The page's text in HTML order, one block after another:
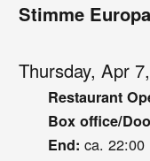
Stimme
Thursday, Apr
Restaurant
Box office/
End: ca. 22:00